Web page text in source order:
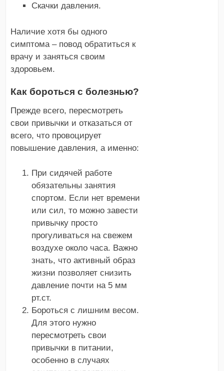
Скачки давления.
Наличие хотя бы одного
симптома – повод обратиться к
врачу и заняться своим
здоровьем.
Как бороться с болезнью?
Прежде всего, пересмотреть
свои привычки и отказаться от
всего, что провоцирует
повышение давления, а именно:
При сидячей работе
обязательны занятия
спортом. Если нет времени
или сил, то можно завести
привычку просто
прогуливаться на свежем
воздухе около часа. Важно
знать, что активный образ
жизни позволяет снизить
давление почти на 5 мм
рт.ст.
Бороться с лишним весом.
Для этого нужно
пересмотреть свои
привычки в питании,
особенно в случаях